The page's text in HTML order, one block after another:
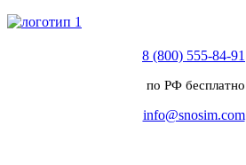
8 (800) 555-84-91
по РФ бесплатно
info@snosim.com